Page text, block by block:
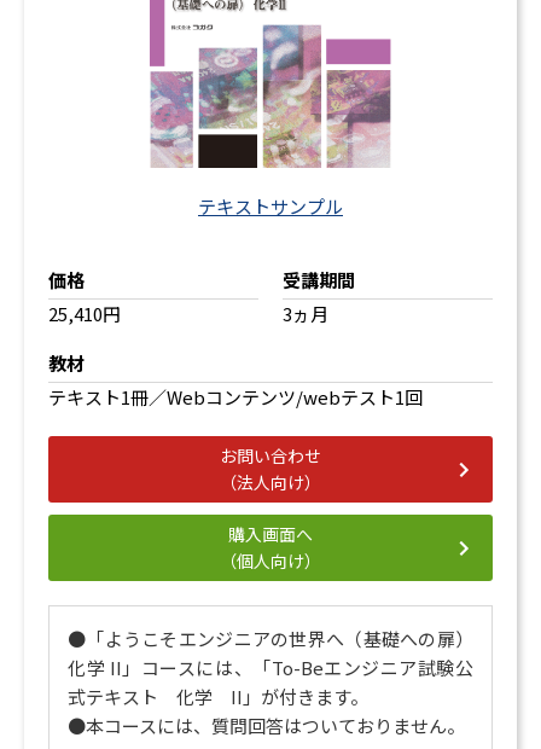
テキストサンプル
価格
25,410円
受講期間
3ヵ月
教材
テキスト1冊／Webコンテンツ/webテスト1回
お問い合わせ
（法人向け）
購入画面へ
（個人向け）
●「ようこそエンジニアの世界へ（基礎への扉）
化学 II」コースには、「To-Beエンジニア試験公
式テキスト 化学 II」が付きます。
●本コースには、質問回答はついておりません。